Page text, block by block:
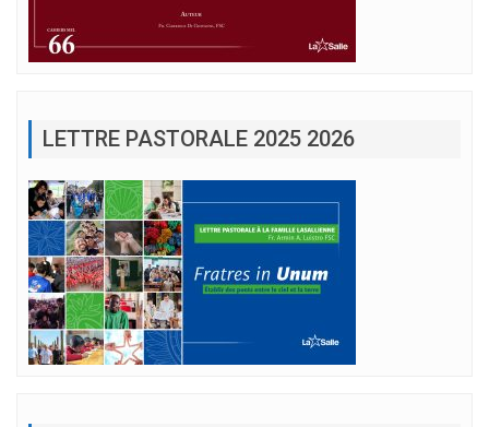
LETTRE PASTORALE 2025 2026